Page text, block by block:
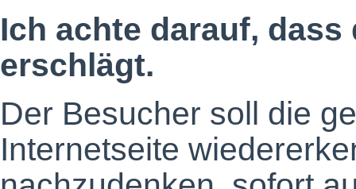
Ich achte darauf,
erschlägt.
Der Besucher soll die
Internetseite